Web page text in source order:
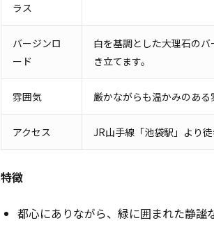
ラス
バージンロ
ード
白を基調とした大理石の
き立てます。
雰囲気 厳かながらも温かみのある
アクセス JR山手線「池袋駅」より
特徴
都心にありながら、緑に囲まれた静謐